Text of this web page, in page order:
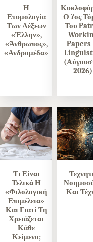
Η
Ετυμολογία
Των Λέξεων
«Έλλην»,
«Άνθρωπος»,
«Ανδρομέδα»
Ο 7ος
Του
Papers
2026)
Τι Είναι
Τελικά Η
«Φιλολογική
Επιμέλεια»
Και Γιατί Τη
Χρειάζεται
Κάθε
Κείμενο;
Και